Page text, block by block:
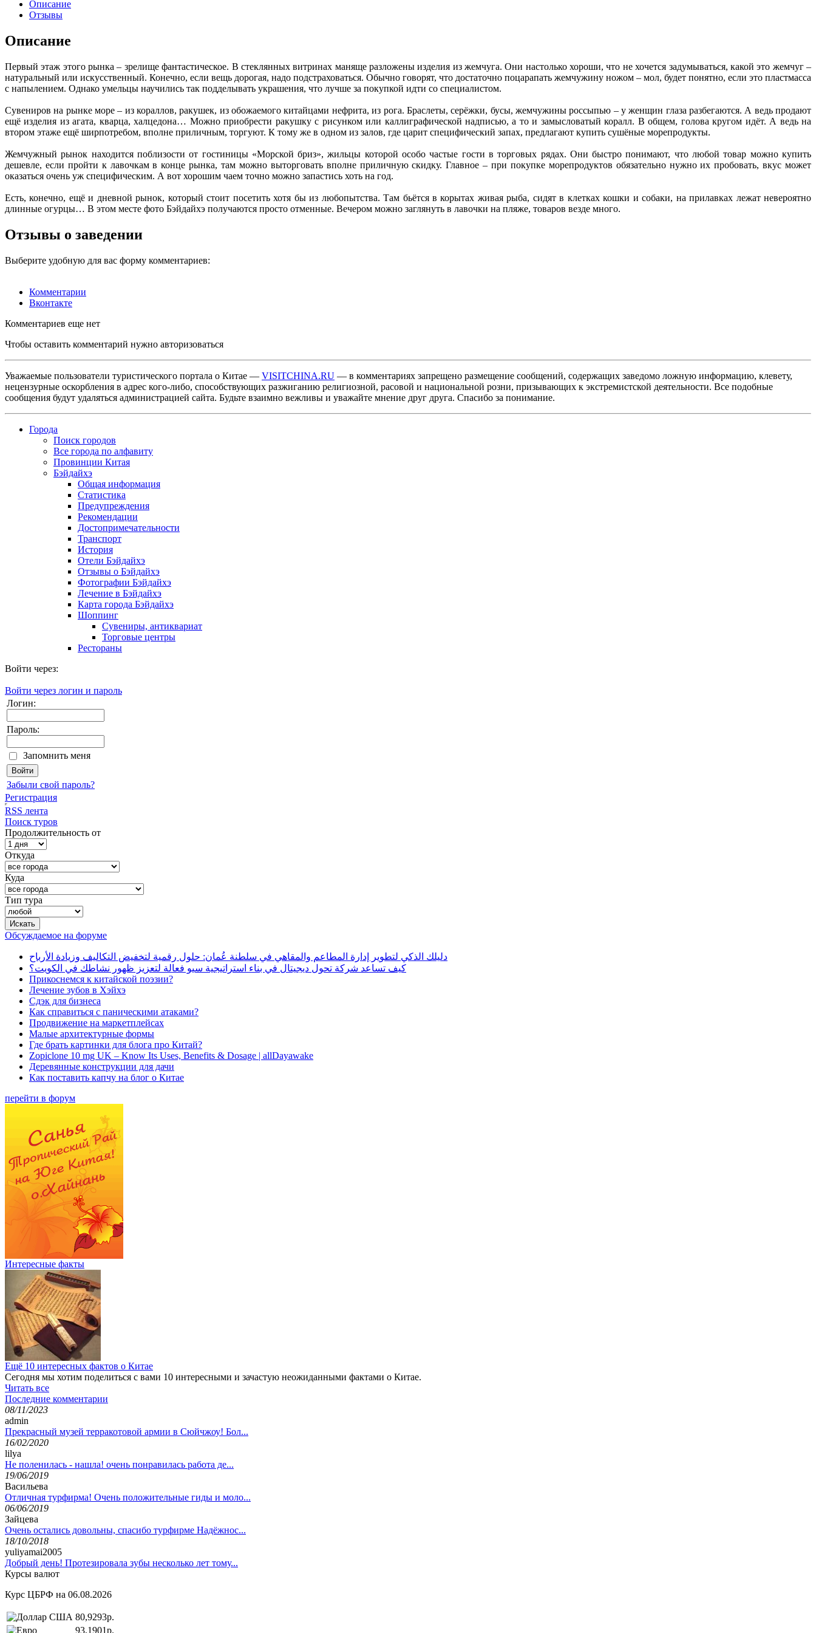
Описание
Отзывы
Описание
Первый этаж этого рынка – зрелище фантастическое. В стеклянных витринах маняще разложены изделия из жемчуга. Они настолько хороши, что не хочется задумываться, какой это жемчуг –
натуральный или искусственный. Конечно, если вещь дорогая, надо подстраховаться. Обычно говорят, что достаточно поцарапать жемчужину ножом – мол, будет понятно, если это пластмасса
с напылением. Однако умельцы научились так подделывать украшения, что лучше за покупкой идти со специалистом.
Сувениров на рынке море – из кораллов, ракушек, из обожаемого китайцами нефрита, из рога. Браслеты, серёжки, бусы, жемчужины россыпью – у женщин глаза разбегаются. А ведь продают
ещё изделия из агата, кварца, халцедона… Можно приобрести ракушку с рисунком или каллиграфической надписью, а то и замысловатый коралл. В общем, голова кругом идёт. А ведь на
втором этаже ещё ширпотребом, вполне приличным, торгуют. К тому же в одном из залов, где царит специфический запах, предлагают купить сушёные морепродукты.
Жемчужный рынок находится поблизости от гостиницы «Морской бриз», жильцы которой особо частые гости в торговых рядах. Они быстро понимают, что любой товар можно купить
дешевле, если пройти к лавочкам в конце рынка, там можно выторговать вполне приличную скидку. Главное – при покупке морепродуктов обязательно нужно их пробовать, вкус может
оказаться очень уж специфическим. А вот хорошим чаем точно можно запастись хоть на год.
Есть, конечно, ещё и дневной рынок, который стоит посетить хотя бы из любопытства. Там бьётся в корытах живая рыба, сидят в клетках кошки и собаки, на прилавках лежат невероятно
длинные огурцы… В этом месте фото Бэйдайхэ получаются просто отменные. Вечером можно заглянуть в лавочки на пляже, товаров везде много.
Отзывы о заведении
Выберите удобную для вас форму комментариев:
Комментарии
Вконтакте
Комментариев еще нет
Чтобы оставить комментарий нужно авторизоваться
Уважаемые пользователи туристического портала о Китае — VISITCHINA.RU — в комментариях запрещено размещение сообщений, содержащих заведомо ложную информацию, клевету,
нецензурные оскорбления в адрес кого-либо, способствующих разжиганию религиозной, расовой и национальной розни, призывающих к экстремистской деятельности. Все подобные
сообщения будут удаляться администрацией сайта. Будьте взаимно вежливы и уважайте мнение друг друга. Спасибо за понимание.
Города
Поиск городов
Все города по алфавиту
Провинции Китая
Бэйдайхэ
Общая информация
Статистика
Предупреждения
Рекомендации
Достопримечательности
Транспорт
История
Отели Бэйдайхэ
Отзывы о Бэйдайхэ
Фотографии Бэйдайхэ
Лечение в Бэйдайхэ
Карта города Бэйдайхэ
Шоппинг
Сувениры, антиквариат
Торговые центры
Рестораны
Войти через:
Войти через логин и пароль
Логин:
Пароль:
Запомнить меня
Забыли свой пароль?
Регистрация
RSS лента
Поиск туров
Продолжительность от
Откуда
Куда
Тип тура
Обсуждаемое на форуме
دليلك الذكي لتطوير إدارة المطاعم والمقاهي في سلطنة عُمان: حلول رقمية لتخفيض التكاليف وزيادة الأرباح
كيف تساعد شركة تحول ديجيتال في بناء استراتيجية سيو فعالة لتعزيز ظهور نشاطك في الكويت؟
Прикоснемся к китайской поэзии?
Лечение зубов в Хэйхэ
Сдэк для бизнеса
Как справиться с паническими атаками?
Продвижение на маркетплейсах
Малые архитектурные формы
Где брать картинки для блога про Китай?
Zopiclone 10 mg UK – Know Its Uses, Benefits & Dosage | allDayawake
Деревянные конструкции для дачи
Как поставить капчу на блог о Китае
перейти в форум
Интересные факты
Ещё 10 интересных фактов о Китае
Сегодня мы хотим поделиться с вами 10 интересными и зачастую неожиданными фактами о Китае.
Читать все
Последние комментарии
08/11/2023
admin
Прекрасный музей терракотовой армии в Сюйчжоу! Бол...
16/02/2020
lilya
Не поленилась - нашла! очень понравилась работа де...
19/06/2019
Васильева
Отличная турфирма! Очень положительные гиды и моло...
06/06/2019
Зайцева
Очень остались довольны, спасибо турфирме Надёжнос...
18/10/2018
yuliyamai2005
Добрый день! Протезировала зубы несколько лет тому...
Курсы валют
Курс ЦБРФ на 06.08.2026
80,9293р.
93,1901р.